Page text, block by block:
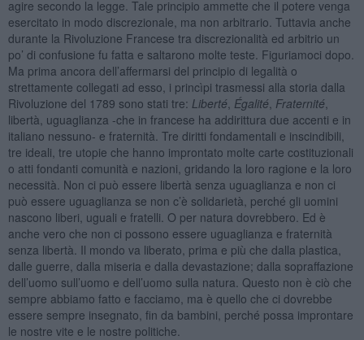
agire secondo la legge. Tale principio ammette che il potere venga
esercitato in modo discrezionale, ma non arbitrario. Tuttavia anche
durante la Rivoluzione Francese tra discrezionalità ed arbitrio un
po’ di confusione fu fatta e saltarono molte teste. Figuriamoci dopo.
Ma prima ancora dell’affermarsi del principio di legalità o
strettamente collegati ad esso, i princìpi trasmessi alla storia dalla
Rivoluzione del 1789 sono stati tre: Liberté Égalité Fraternité
libertà, uguaglianza -che in francese ha addirittura due accenti e in
italiano nessuno- e fraternità. Tre diritti fondamentali e inscindibili,
tre ideali, tre utopie che hanno improntato molte carte costituzionali
o atti fondanti comunità e nazioni, gridando la loro ragione e la loro
necessità. Non ci può essere libertà senza uguaglianza e non ci
può essere uguaglianza se non c’è solidarietà, perché gli uomini
nascono liberi, uguali e fratelli. O per natura dovrebbero. Ed è
anche vero che non ci possono essere uguaglianza e fraternità
senza libertà. Il mondo va liberato, prima e più che dalla plastica,
dalle guerre, dalla miseria e dalla devastazione; dalla sopraffazione
dell’uomo sull’uomo e dell’uomo sulla natura. Questo non è ciò che
sempre abbiamo fatto e facciamo, ma è quello che ci dovrebbe
essere sempre insegnato, fin da bambini, perché possa improntare
le nostre vite e le nostre politiche.